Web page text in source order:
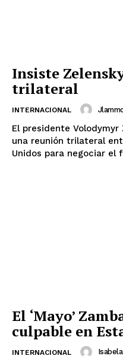
Insiste
trilateral
INTERNACIONAL
El presidente
una reunión trilateral
Unidos para negociar el
El ‘Mayo’
culpable en
INTERNACIONAL